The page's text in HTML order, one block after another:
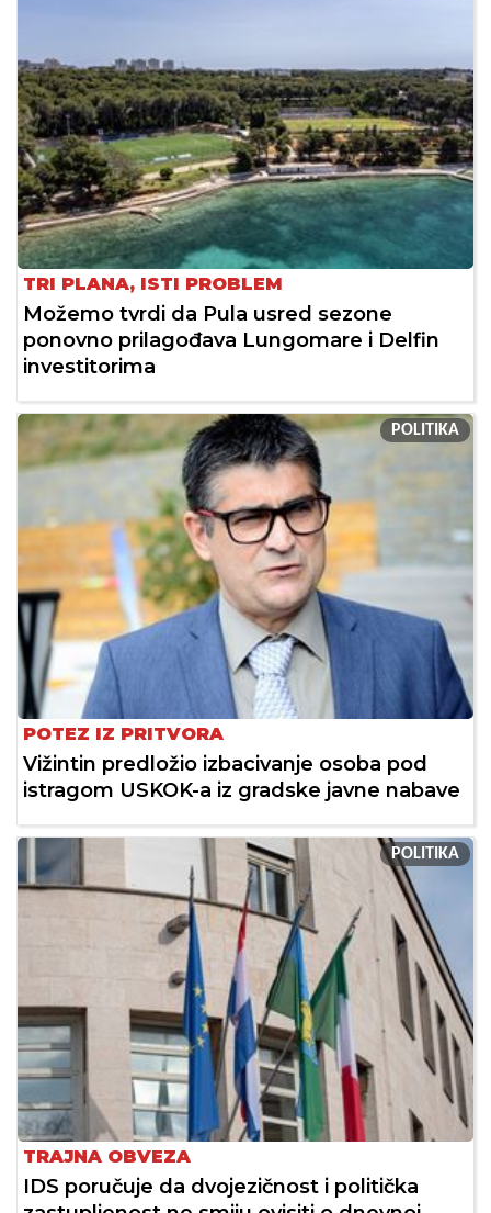
TRI PLANA, ISTI PROBLEM
Možemo tvrdi da Pula usred sezone
ponovno prilagođava Lungomare i Delfin
investitorima
POLITIKA
POTEZ IZ PRITVORA
Vižintin predložio izbacivanje osoba pod
istragom USKOK-a iz gradske javne nabave
POLITIKA
TRAJNA OBVEZA
IDS poručuje da dvojezičnost i politička